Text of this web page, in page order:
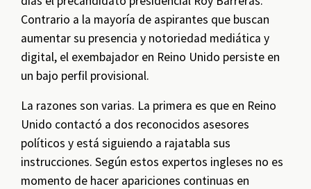
Contrario a la mayoría de aspirantes que buscan
aumentar su presencia y notoriedad mediática y
digital, el exembajador en Reino Unido persiste en
un bajo perfil provisional.
La razones son varias. La primera es que en Reino
Unido contactó a dos reconocidos asesores
políticos y está siguiendo a rajatabla sus
instrucciones. Según estos expertos ingleses no es
momento de hacer apariciones continuas en